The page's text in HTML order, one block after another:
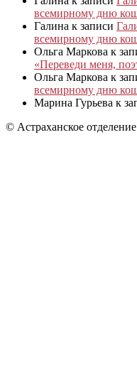
всемирному дню
Галина к записи
всемирному дню
Ольга Маркова к
«Переведи меня,
Ольга Маркова к
всемирному дню
Марина Гурьева к
© Астраханское